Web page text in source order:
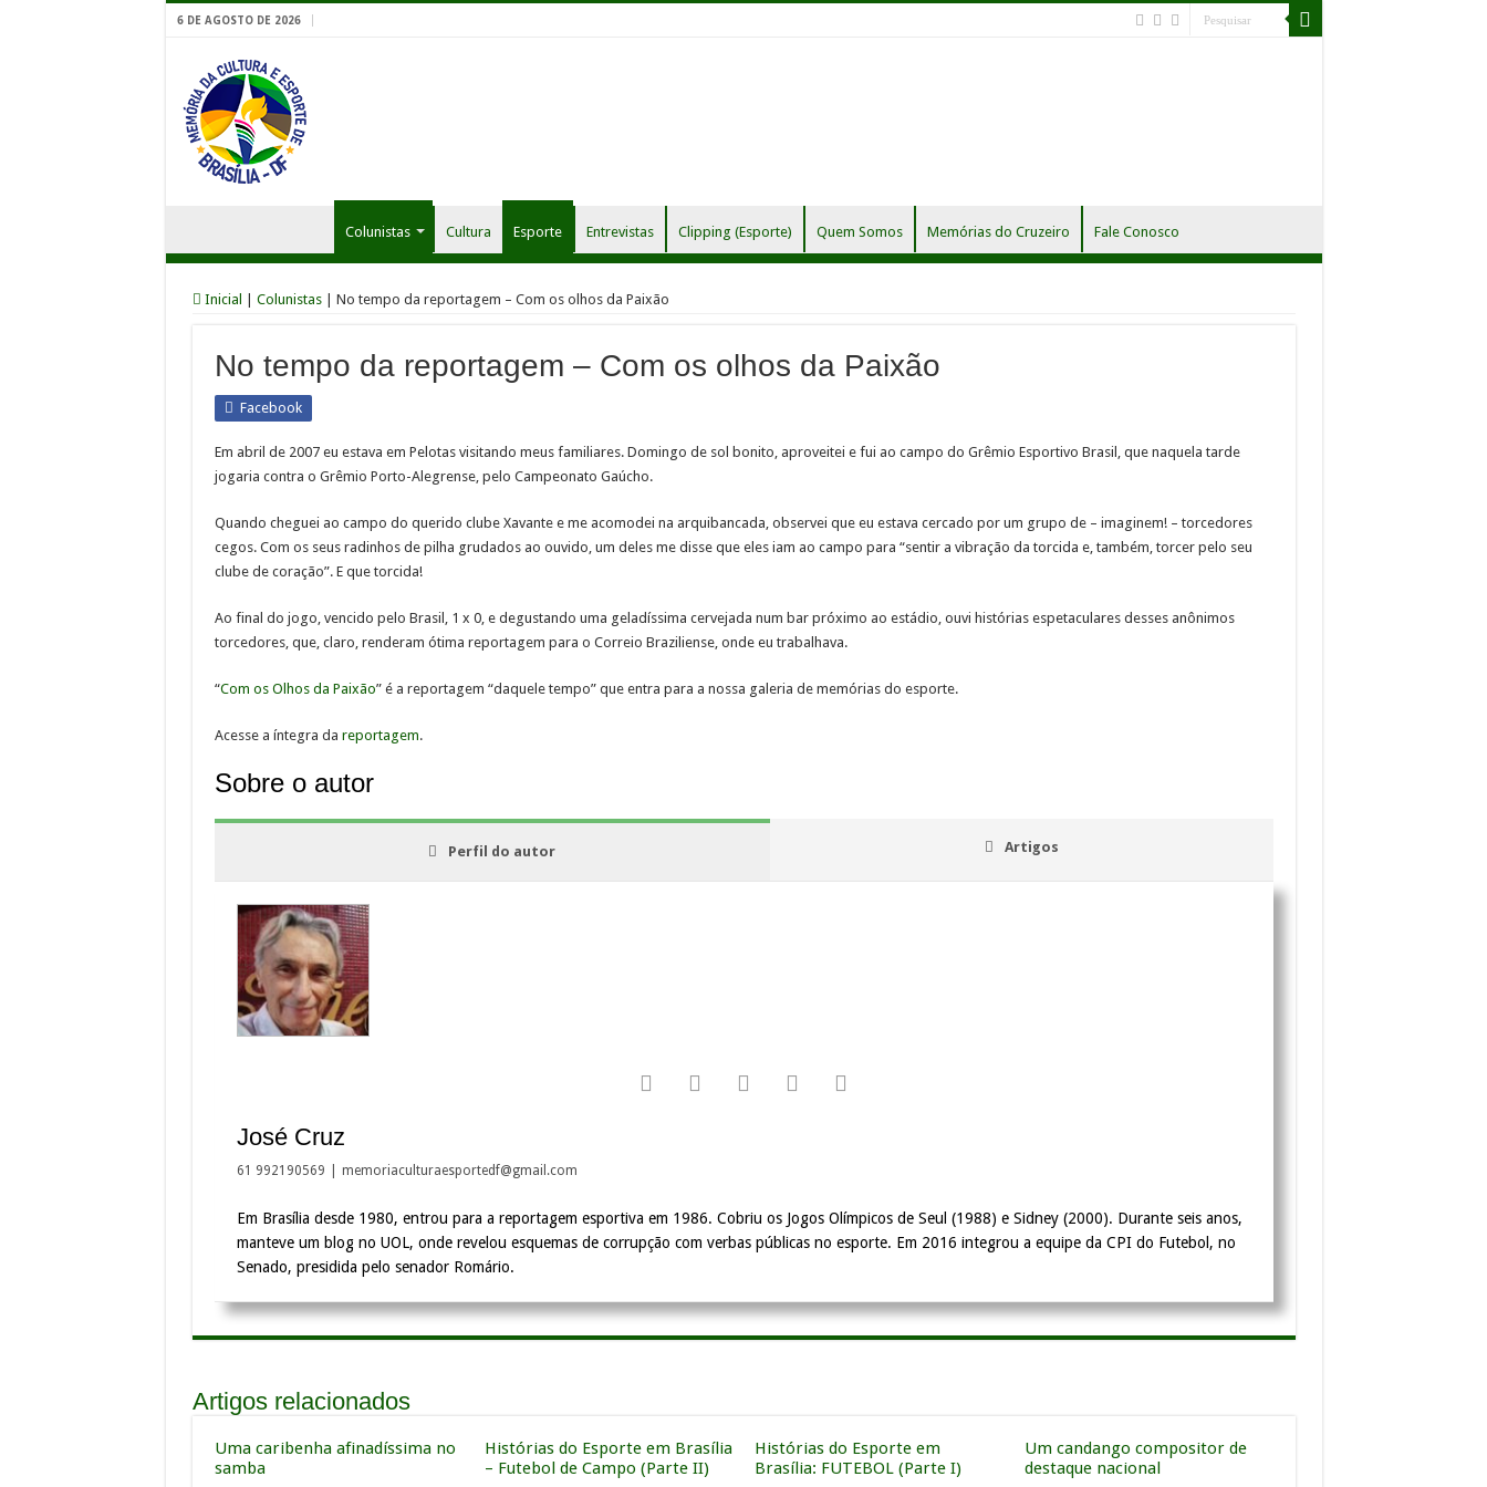
6 DE AGOSTO DE 2026
Colunistas Cultura Esporte Entrevistas Clipping (Esporte) Quem Somos Memórias do Cruzeiro Fale Conosco
Inicial Colunistas No tempo da reportagem – Com os olhos da Paixão
No tempo da reportagem – Com os olhos da Paixão
Facebook
Em abril de 2007 eu estava em Pelotas visitando meus familiares. Domingo de sol bonito, aproveitei e fui ao campo do Grêmio Esportivo Brasil, que naquela tarde
jogaria contra o Grêmio Porto-Alegrense, pelo Campeonato Gaúcho.
Quando cheguei ao campo do querido clube Xavante e me acomodei na arquibancada, observei que eu estava cercado por um grupo de – imaginem! – torcedores
cegos. Com os seus radinhos de pilha grudados ao ouvido, um deles me disse que eles iam ao campo para “sentir a vibração da torcida e, também, torcer pelo seu
clube de coração”. E que torcida!
Ao final do jogo, vencido pelo Brasil, 1 x 0, e degustando uma geladíssima cervejada num bar próximo ao estádio, ouvi histórias espetaculares desses anônimos
torcedores, que, claro, renderam ótima reportagem para o Correio Braziliense, onde eu trabalhava.
“Com os Olhos da Paixão” é a reportagem “daquele tempo” que entra para a nossa galeria de memórias do esporte.
Acesse a íntegra da reportagem.
Sobre o autor
Perfil do autor Artigos
José Cruz
61 992190569 memoriaculturaesportedf@gmail.com
Em Brasília desde 1980, entrou para a reportagem esportiva em 1986. Cobriu os Jogos Olímpicos de Seul (1988) e Sidney (2000). Durante seis anos,
manteve um blog no UOL, onde revelou esquemas de corrupção com verbas públicas no esporte. Em 2016 integrou a equipe da CPI do Futebol, no
Senado, presidida pelo senador Romário.
Artigos relacionados
Uma caribenha afinadíssima no
samba
Histórias do Esporte em Brasília
– Futebol de Campo (Parte II)
Histórias do Esporte em
Brasília: FUTEBOL (Parte I)
Um candango compositor de
destaque nacional